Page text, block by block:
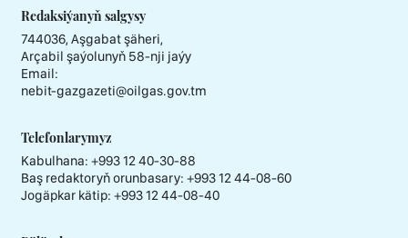
Redaksiýanyň salgysy
744036, Aşgabat şäheri,
Arçabil şaýolunyň 58-nji jaýy
Email:
nebit-gazgazeti@oilgas.gov.tm
Telefonlarymyz
Kabulhana: +993 12 40-30-88
Baş redaktoryň orunbasary: +993 12 44-08-60
Jogäpkar kätip: +993 12 44-08-40